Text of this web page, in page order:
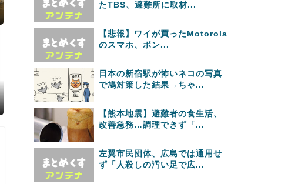
たTBS、避難所に取材...
【悲報】ワイが買ったMotorola
のスマホ、ポン...
日本の新宿駅が怖いネコの写真
で鳩対策した結果→ちゃ...
【熊本地震】避難者の食生活、
改善急務…調理できず「...
左翼市民団体、広島では通用せ
ず「人殺しの汚い足で広...